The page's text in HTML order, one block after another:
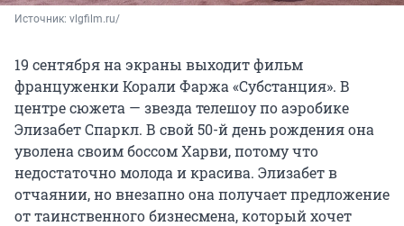
Источник: vlgfilm.ru/
19 сентября на экраны выходит фильм
француженки Корали Фаржа «Субстанция». В
центре сюжета — звезда телешоу по аэробике
Элизабет Спаркл. В свой 50-й день рождения она
уволена своим боссом Харви, потому что
недостаточно молода и красива. Элизабет в
отчаянии, но внезапно она получает предложение
от таинственного бизнесмена, который хочет